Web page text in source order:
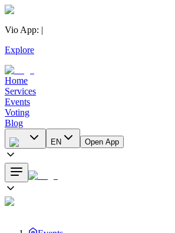
Vio App: |
Explore
Home
Services
Events
Voting
Blog
EN Open App